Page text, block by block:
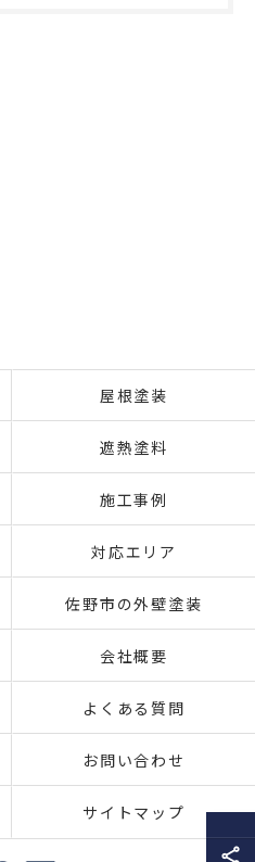
屋根塗装
遮熱塗料
施工事例
対応エリア
佐野市の外壁塗装
会社概要
よくある質問
お問い合わせ
サイトマップ